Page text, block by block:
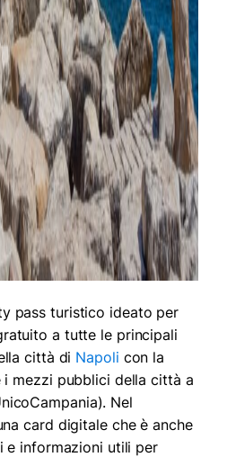
pass turistico ideato per
a tutte le principali
città di Napoli con la
mezzi pubblici della città a
Nel
card digitale che è anche
e informazioni utili per